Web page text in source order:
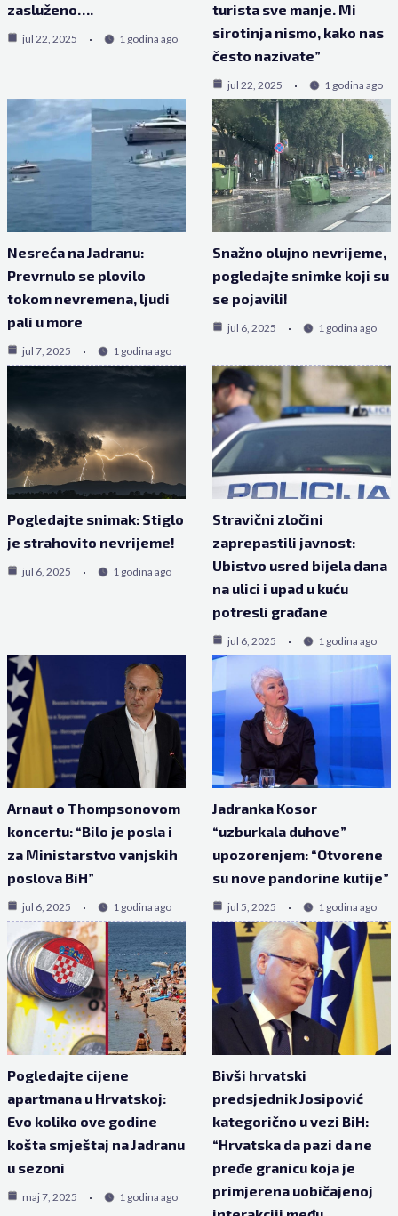
zasluženo….
jul 22, 2025 1 godina ago
turista sve manje. Mi
sirotinja nismo, kako nas
često nazivate”
jul 22, 2025 1 godina ago
Nesreća na Jadranu:
Prevrnulo se plovilo
tokom nevremena, ljudi
pali u more
jul 7, 2025 1 godina ago
Snažno olujno nevrijeme,
pogledajte snimke koji su
se pojavili!
jul 6, 2025 1 godina ago
Pogledajte snimak: Stiglo
je strahovito nevrijeme!
jul 6, 2025 1 godina ago
Stravični zločini
zaprepastili javnost:
Ubistvo usred bijela dana
na ulici i upad u kuću
potresli građane
jul 6, 2025 1 godina ago
Arnaut o Thompsonovom
koncertu: “Bilo je posla i
za Ministarstvo vanjskih
poslova BiH”
jul 6, 2025 1 godina ago
Jadranka Kosor
“uzburkala duhove”
upozorenjem: “Otvorene
su nove pandorine kutije”
jul 5, 2025 1 godina ago
Pogledajte cijene
apartmana u Hrvatskoj:
Evo koliko ove godine
košta smještaj na Jadranu
u sezoni
maj 7, 2025 1 godina ago
Bivši hrvatski
predsjednik Josipović
kategorično u vezi BiH:
“Hrvatska da pazi da ne
pređe granicu koja je
primjerena uobičajenoj